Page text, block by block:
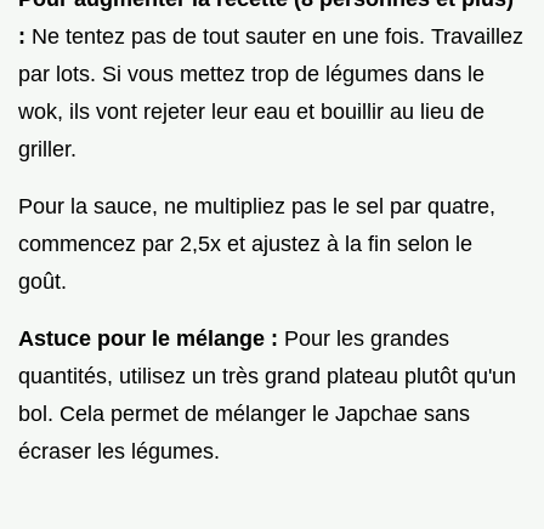
: Ne tentez pas de tout sauter en une fois. Travaillez
par lots. Si vous mettez trop de légumes dans le
wok, ils vont rejeter leur eau et bouillir au lieu de
griller.
Pour la sauce, ne multipliez pas le sel par quatre,
commencez par 2,5x et ajustez à la fin selon le
goût.
Astuce pour le mélange : Pour les grandes
quantités, utilisez un très grand plateau plutôt qu'un
bol. Cela permet de mélanger le Japchae sans
écraser les légumes.